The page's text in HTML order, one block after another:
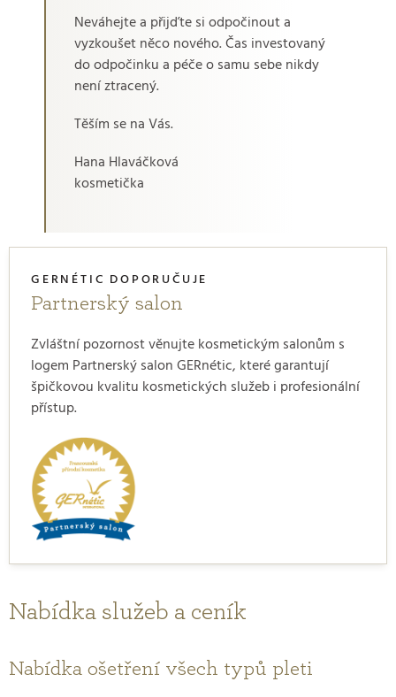
Neváhejte a přijďte si odpočinout a
vyzkoušet něco nového. Čas investovaný
do odpočinku a péče o samu sebe nikdy
není ztracený.
Těším se na Vás.
Hana Hlaváčková
kosmetička
GERNÉTIC DOPORUČUJE
Partnerský salon
Zvláštní pozornost věnujte kosmetickým salonům s
logem Partnerský salon GERnétic, které garantují
špičkovou kvalitu kosmetických služeb i profesionální
přístup.
Nabídka služeb a ceník
Nabídka ošetření všech typů pleti